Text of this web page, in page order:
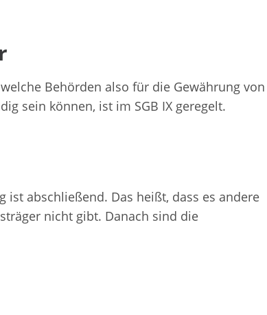
Behörden also für die Gewährung von
sein können, ist im SGB IX geregelt.
ist abschließend. Das heißt, dass es andere
nicht gibt. Danach sind die